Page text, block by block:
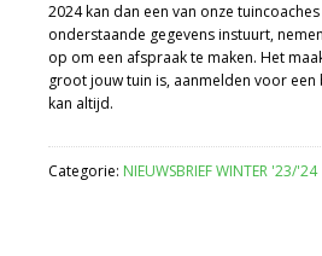
2024 kan dan een van onze
onderstaande gegevens instuurt,
op om een afspraak te maken. Het
groot jouw tuin is, aanmelden voor een
kan altijd.
Categorie: NIEUWSBRIEF WINTER '23/'24